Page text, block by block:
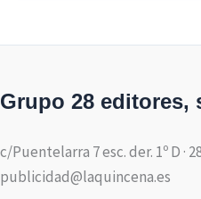
Grupo 28 editores,
c/Puentelarra 7 esc. der. 1º D ·
publicidad@laquincena.es